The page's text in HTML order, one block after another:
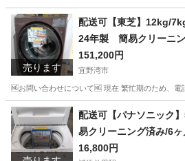
沖縄 宜野湾市 季節、空調家電
売ります
配送可【東芝】12kg/
24年製 簡易クリーニ
【管理番号10107】佐
151,200円
宜野湾市
🆖お問い合わせについて🆖 現在 繁忙期のため、
沖縄 宜野湾市 生活家電
配送可【パナソニック
易クリーニング済み/6
07】佐
16,800円